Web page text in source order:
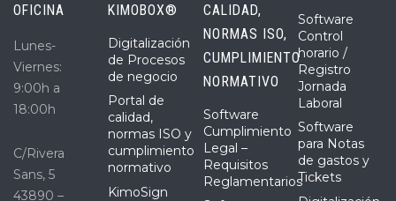
OFICINA
Lunes-
Viernes:
9:00h a
18:00h
C/Rivera
Sans, 5
43890 –
KIMOBOX®
Digitalización
de Procesos
de negocio
Portal de
calidad,
normas ISO y
cumplimiento
normativo
KimoSign
CALIDAD,
NORMAS ISO,
CUMPLIMIENTO
NORMATIVO
Software
Cumplimiento
Legal –
Requisitos
Reglamentarios
Software
Control
horario /
Registro
Jornada
Laboral
Software
para Notas
de gastos y
Tickets